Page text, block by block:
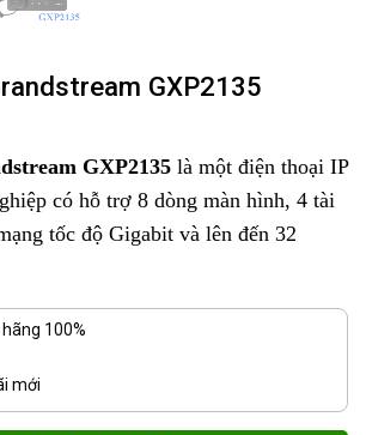
GXP2135
GXP2135 là một điện thoại IP
có hỗ trợ 8 dòng màn hình, 4 tài
tốc độ Gigabit và lên đến 32
100%
mới